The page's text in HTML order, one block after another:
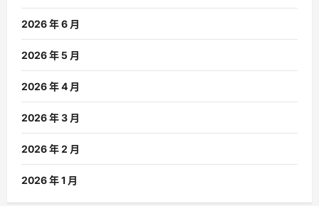
2026 年 6 月
2026 年 5 月
2026 年 4 月
2026 年 3 月
2026 年 2 月
2026 年 1 月